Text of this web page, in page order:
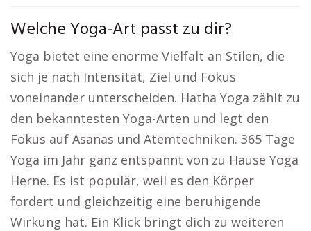
Welche Yoga-Art passt zu dir?
Yoga bietet eine enorme Vielfalt an Stilen, die
sich je nach Intensität, Ziel und Fokus
voneinander unterscheiden. Hatha Yoga zählt zu
den bekanntesten Yoga-Arten und legt den
Fokus auf Asanas und Atemtechniken. 365 Tage
Yoga im Jahr ganz entspannt von zu Hause Yoga
Herne. Es ist populär, weil es den Körper
fordert und gleichzeitig eine beruhigende
Wirkung hat. Ein Klick bringt dich zu weiteren